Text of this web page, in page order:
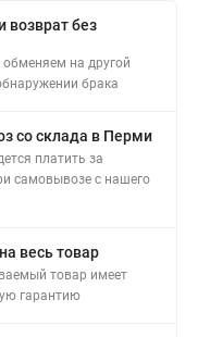
возврат без
на другой
брака
со склада в Перми
платить за
самовывозе с нашего
весь товар
товар имеет
гарантию